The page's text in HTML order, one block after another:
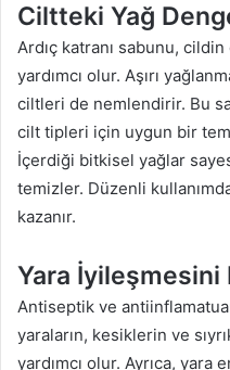
Ciltteki Yağ
Ardıç katranı sabunu,
yardımcı olur. Aşırı
ciltleri de nemlendirir. Bu
cilt tipleri için uygun bir
İçerdiği bitkisel yağlar
temizler. Düzenli
kazanır.
Yara İyileşmesini
Antiseptik ve
yaraların, kesiklerin ve
yardımcı olur. Ayrıca,